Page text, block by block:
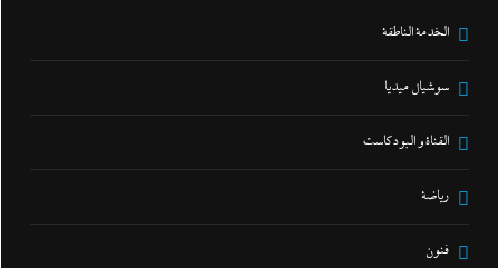
الخدمة الناطقة
سوشيال ميديا
القناة و البودكاست
رياضة
فنون